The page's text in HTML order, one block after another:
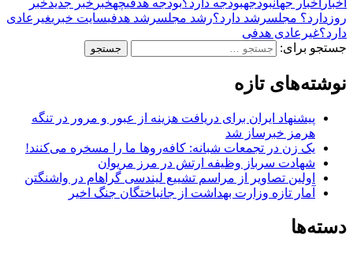
اخبار اخبار جهانبودجهبودجه دارد؟بودجه هدفیچهخبر خبر جدیدخبر
روز دارد؟ مجلسرشد دارد؟رشد مجلسرشد هدفیسایت خبریغیرعادی
دارد؟غیرعادی هدفی
جستجو برای:
نوشته‌های تازه
پیشنهاد ایران برای دریافت هزینه از عبور و مرور در تنگه
هرمز خبرساز شد
یک زن در تجمعات شبانه: کافه‌روها ما را مسخره می‌کنند!
شهادت سرباز وظیفه ارتش در مرز مریوان
اولین تصاویر از مراسم تشییع لیندسی گراهام در واشنگتن
آمار تازه وزارت بهداشت از جانباختگان جنگ اخیر
دسته‌ها